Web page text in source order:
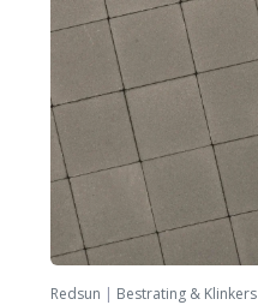
Redsun | Bestrating & Klinkers